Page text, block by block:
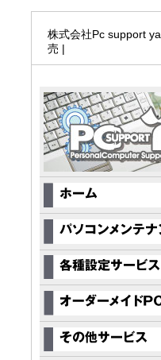
株式会社Pc support
売 |